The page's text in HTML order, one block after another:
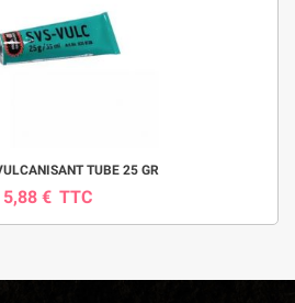
TUBE 25 GR
5,88 € TTC